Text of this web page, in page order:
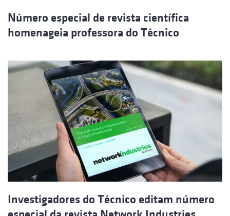
Número especial de revista científica
homenageia professora do Técnico
Investigadores do Técnico editam número